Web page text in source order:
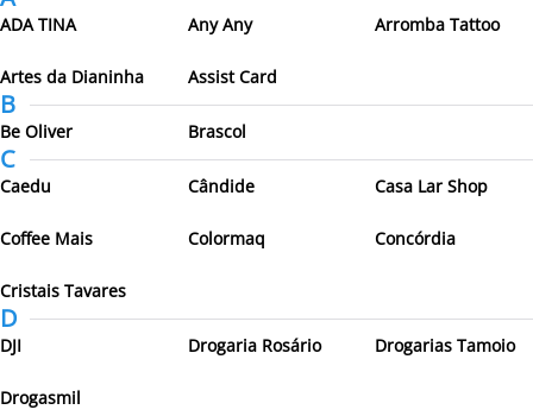
ADA TINA Any Any Arromba Tattoo
Artes da Dianinha Assist Card
B
Be Oliver Brascol
C
Caedu Cândide Casa Lar Shop
Coffee Mais Colormaq Concórdia
Cristais Tavares
D
DJI Drogaria Rosário Drogarias Tamoio
Drogasmil